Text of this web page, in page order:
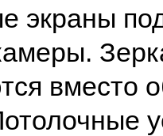
экраны
вместо